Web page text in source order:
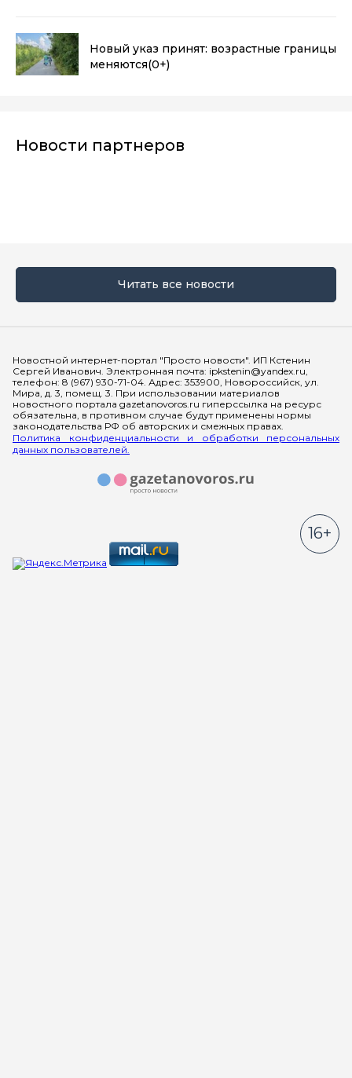
Новый указ принят: возрастные границы
меняются(0+)
Новости партнеров
Читать все новости
Новостной интернет-портал "Просто новости". ИП Кстенин
Сергей Иванович. Электронная почта: ipkstenin@yandex.ru,
телефон: 8 (967) 930-71-04. Адрес: 353900, Новороссийск, ул.
Мира, д. 3, помещ. 3. При использовании материалов
новостного портала gazetanovoros.ru гиперссылка на ресурс
обязательна, в противном случае будут применены нормы
законодательства РФ об авторских и смежных правах.
Политика конфиденциальности и обработки персональных
данных пользователей.
16+